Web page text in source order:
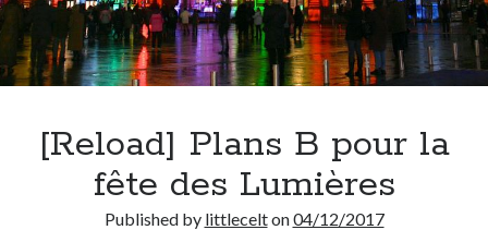
Derniers articles
Municipales 2026 : Lyon, Métropole et Caluire, mon choix pour l’avenir
Quel Lyonnais es-tu, Renaud Ducher ?
A quand une véritable place pour le vélo à Caluire dans la Métropole de
Comment je vis ma vie sur un vélo
[Reload] Plans B pour la
fête des Lumières
Published by littlecelton04/12/2017